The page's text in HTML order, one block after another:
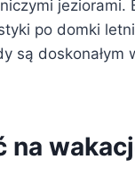
jeziorami.
po domki
są doskonałym
na